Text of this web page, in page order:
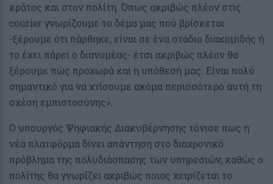
κράτος και στον πολίτη. Όπως ακριβώς πλέον στις
courier γνωρίζουμε το δέμα μας πού βρίσκεται
-ξέρουμε ότι πάρθηκε, είναι σε ένα στάδιο διακομιδής ή
το έχει πάρει ο διανομέας- έτσι ακριβώς πλέον θα
ξέρουμε πώς προχωρά και η υπόθεσή μας. Είναι πολύ
σημαντικό για να χτίσουμε ακόμα περισσότερο αυτή τη
σχέση εμπιστοσύνης».
Ο υπουργός Ψηφιακής Διακυβέρνησης τόνισε πως η
νέα πλατφόρμα δίνει απάντηση στο διαχρονικό
πρόβλημα της πολυδιάσπασης των υπηρεσιών, καθώς ο
πολίτης θα γνωρίζει ακριβώς ποιος χειρίζεται το